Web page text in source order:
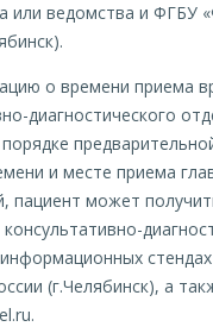
или ведомства и ФГБУ
о времени приема
диагностического
и месте приема
пациент может
консультативно-
(г.Челябинск), а